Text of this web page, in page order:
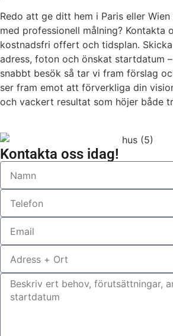
Redo att ge ditt hem i Paris eller
med professionell målning? Kontakta
kostnadsfri offert och tidsplan.
adress, foton och önskat startdatum
snabbt besök så tar vi fram förslag
ser fram emot att förverkliga din
och vackert resultat som höjer både
Kontakta oss idag!